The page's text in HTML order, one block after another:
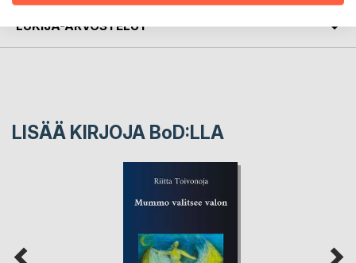
LUKIJA-ARVOSTELUT
LISÄÄ KIRJOJA BoD:LLA